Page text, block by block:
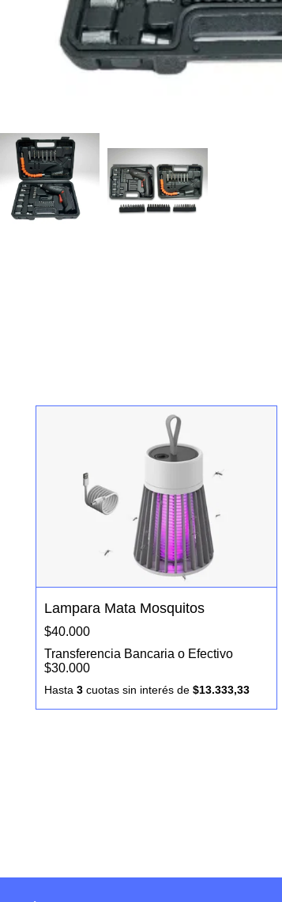
Lampara Mata Mosquitos
$40.000
Transferencia Bancaria o Efectivo
$30.000
Hasta 3 cuotas sin interés de $13.333,33